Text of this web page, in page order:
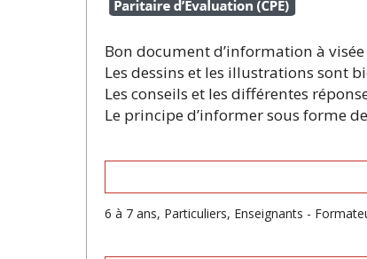
Bon document d’information à
Les dessins et les illustrations sont
Les conseils et les différentes
Le principe d’informer sous forme
6 à 7 ans, Particuliers, Enseignants -